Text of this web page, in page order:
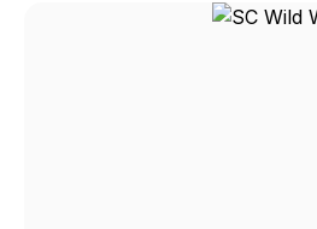
Bildergalerie überspringen